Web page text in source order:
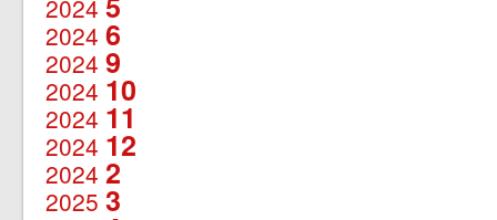
2024
2024 6
2024 9
2024 10
2024 11
2024 12
2024 2
2025 3